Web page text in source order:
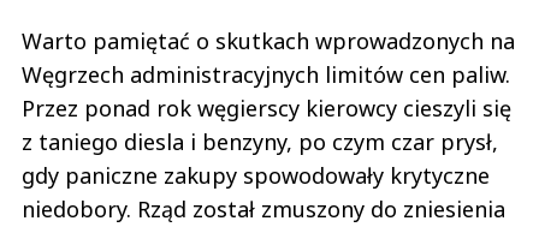
Warto pamiętać o skutkach wprowadzonych na
Węgrzech administracyjnych limitów cen paliw.
Przez ponad rok węgierscy kierowcy cieszyli się
z taniego diesla i benzyny, po czym czar prysł,
gdy paniczne zakupy spowodowały krytyczne
niedobory. Rząd został zmuszony do zniesienia